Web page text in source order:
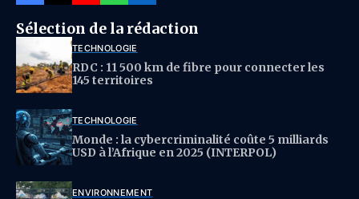
Sélection de la rédaction
TECHNOLOGIE
RDC : 11 500 km de fibre pour connecter les
145 territoires
TECHNOLOGIE
Monde : la cybercriminalité coûte 5 milliards
USD à l’Afrique en 2025 (INTERPOL)
ENVIRONNEMENT